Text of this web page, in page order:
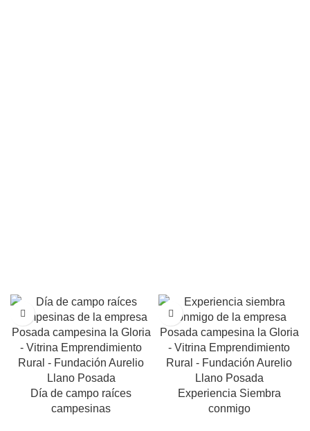
Día de campo raíces
campesinas
Experiencia Siembra
conmigo